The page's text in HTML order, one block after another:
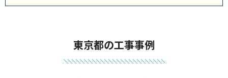
東京都の工事事例